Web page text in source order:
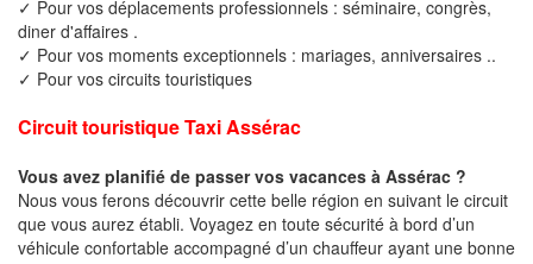
✓ Pour vos déplacements professionnels : séminaire, congrès,
diner d'affaires .
✓ Pour vos moments exceptionnels : mariages, anniversaires ..
✓ Pour vos circuits touristiques
Circuit touristique Taxi Assérac
Vous avez planifié de passer vos vacances à Assérac ?
Nous vous ferons découvrir cette belle région en suivant le circuit
que vous aurez établi. Voyagez en toute sécurité à bord d’un
véhicule confortable accompagné d’un chauffeur ayant une bonne